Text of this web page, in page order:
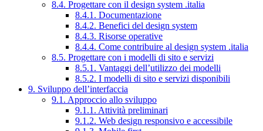
8.4. Progettare con il design system .italia
8.4.1. Documentazione
8.4.2. Benefici del design system
8.4.3. Risorse operative
8.4.4. Come contribuire al design system .italia
8.5. Progettare con i modelli di sito e servizi
8.5.1. Vantaggi dell’utilizzo dei modelli
8.5.2. I modelli di sito e servizi disponibili
9. Sviluppo dell’interfaccia
9.1. Approccio allo sviluppo
9.1.1. Attività preliminari
9.1.2. Web design responsivo e accessibile